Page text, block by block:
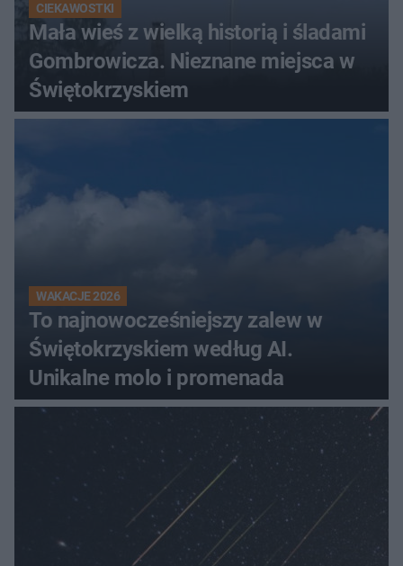
CIEKAWOSTKI
Mała wieś z wielką historią i śladami
Gombrowicza. Nieznane miejsca w
Świętokrzyskiem
WAKACJE 2026
To najnowocześniejszy zalew w
Świętokrzyskiem według AI.
Unikalne molo i promenada